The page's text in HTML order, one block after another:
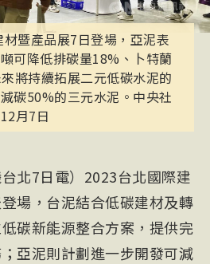
暨產品展7日登場，亞泥表
可降低排碳量18%、卜特蘭
將持續拓展二元低碳水泥的
碳50%的三元水泥。中央社
月7日
台北7日電）2023台北國際建
場，台泥結合低碳建材及轉
碳新能源整合方案，提供完
亞泥則計劃進一步開發可減